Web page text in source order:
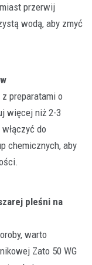
przerwij
wodą, aby zmyć
preparatami o
więcej niż 2-3
do
chemicznych, aby
pleśni na
warto
Zato 50 WG